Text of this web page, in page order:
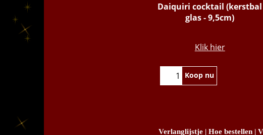
Daiquiri cocktail (kerstbal
glas - 9,5cm)
€9.95
Klik hier
Koop nu
Verlanglijstje | Hoe bestellen |